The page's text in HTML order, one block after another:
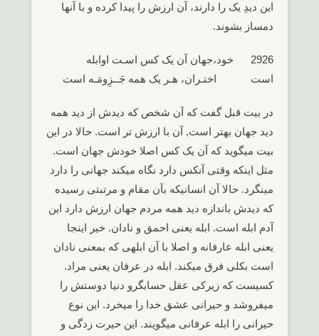
این دیدِ یک را دارند، آن ارزش را پیدا کرده و با آنها
دمساز بشوند.
2926 خود،جهان آن یک کس اسـت اوابله
است اختـران، هـر یک همه جَــزِومَـه است
در بیت قبل گفت که آن شخص که دیدش از دید همه
دید جهان بهتر است, آن با ارزش تر است. حالا در این
بیت میگوید که آن یک کس اصلا خودش جهان است.
مثل اینکه وقتی آنکس دارد نگاه میکند جهانی را دارد
مینگرد. حالا آن انسانیکه بآن مقام و مرتبتی رسیده
که دیدش باندازه دید همه مردم جهان ارزش دارد این
آدم ابله است. ابله یعنی احمق و نادان. خیر اینجا
یعنی ابله عارفانه و اصلا با آن ابلهی که بمعنی نادان
است بکلی فرق میکند. ابله در عرفان یعنی مراد.
کسیست که زیرکی عقل حسابگرو دنیا دوستش را
میفروشد و حیرانی عشق خدا را میخرد. این نوع
حیرانی را ابله عرفانی میگویند. این حیرت زدگی و